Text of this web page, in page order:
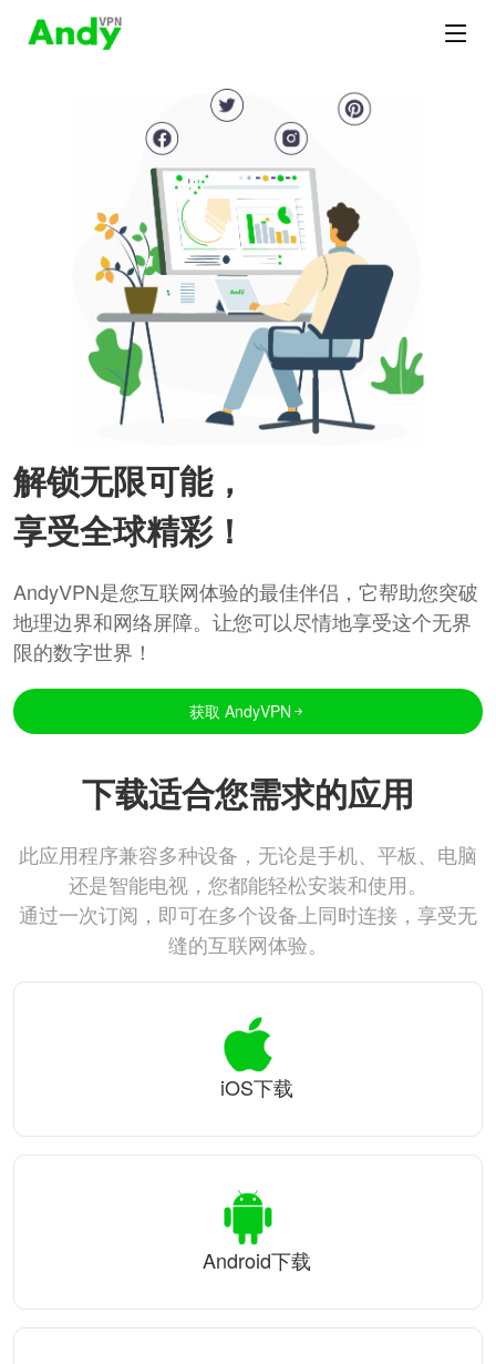
解锁无限可能，
享受全球精彩！
AndyVPN是您互联网体验的最佳伴侣，它帮助您突破
地理边界和网络屏障。让您可以尽情地享受这个无界
限的数字世界！
获取 AndyVPN
下载适合您需求的应用
此应用程序兼容多种设备，无论是手机、平板、电脑
还是智能电视，您都能轻松安装和使用。
通过一次订阅，即可在多个设备上同时连接，享受无
缝的互联网体验。
iOS下载
Android下载